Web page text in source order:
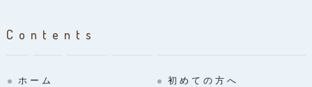
Contents
ホーム 初めての方へ